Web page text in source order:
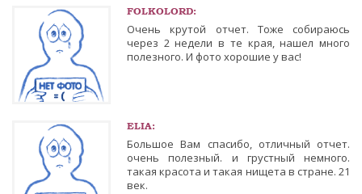
FOLKOLORD:
Очень крутой отчет. Тоже собираюсь
через 2 недели в те края, нашел много
полезного. И фото хорошие у вас!
ELIA:
Большое Вам спасибо, отличный отчет.
очень полезный. и грустный немного.
такая красота и такая нищета в стране. 21
век.